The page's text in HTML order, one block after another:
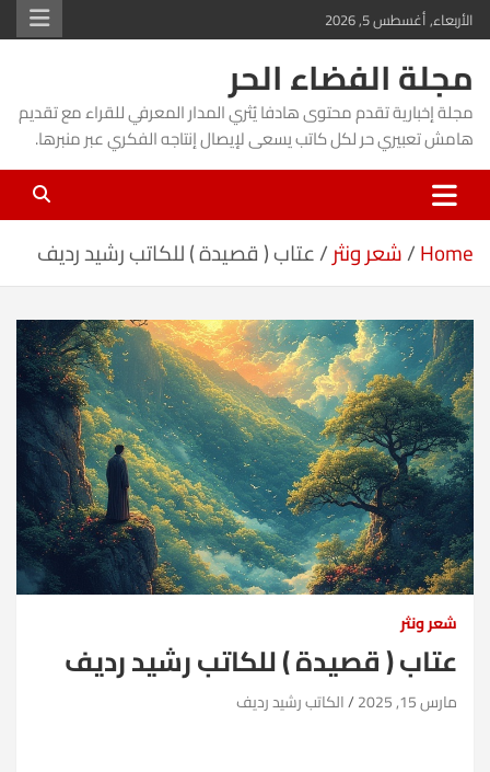
Skip
to
content
الأربعاء, أغسطس 5, 2026
مجلة الفضاء الحر
مجلة إخبارية تقدم محتوى هادفا يُثري المدار المعرفي للقراء مع تقديم
هامش تعبيري حر لكل كاتب يسعى لإيصال إنتاجه الفكري عبر منبرها.
Home شعر ونثر عتاب ( قصيدة ) للكاتب رشيد رديف
شعر ونثر
عتاب ( قصيدة ) للكاتب رشيد رديف
مارس 15, 2025 الكاتب رشيد رديف